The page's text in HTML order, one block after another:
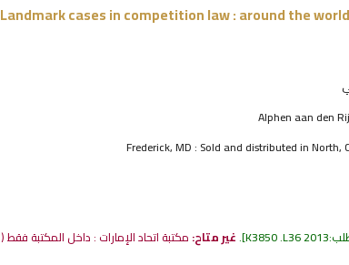
Landmark cases in competition law : around the
Alphen aan den
Frederick, MD : Sold and distributed in
K3850 .L36 2013
.غير متاح: مكتبة اتحاد الإمارات : داخل المكتبة فقط(1).